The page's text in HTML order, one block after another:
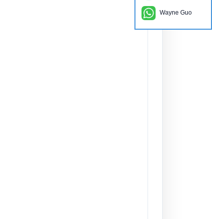
Wayne Guo